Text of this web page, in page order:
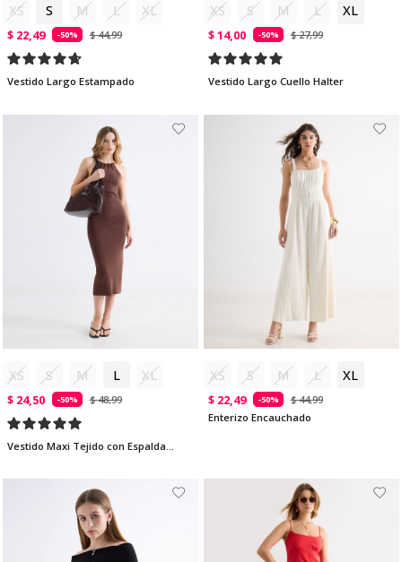
XS S M L XL
$ 22,49 -50% $ 44,99
Vestido Largo Estampado
XS S M L XL
$ 14,00 -50% $ 27,99
Vestido Largo Cuello Halter
XS S M L XL
$ 24,50 -50% $ 48,99
XS S M L XL
$ 22,49 -50%
$ 44,99
Enterizo Encauchado